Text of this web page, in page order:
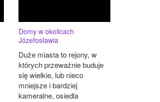
Domy w okolicach
Józefosławia
Duże miasta to rejony, w
których przeważnie buduje
się wielkie, lub nieco
mniejsze i bardziej
kameralne, osiedla